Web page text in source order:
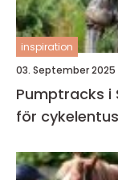
inspiration
03. September 2025
Pumptracks i
för